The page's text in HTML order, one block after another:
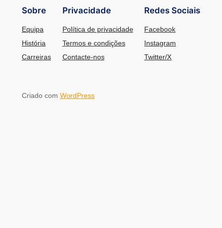
Sobre
Equipa
História
Carreiras
Privacidade
Política de privacidade
Termos e condições
Contacte-nos
Redes Sociais
Facebook
Instagram
Twitter/X
Criado com WordPress